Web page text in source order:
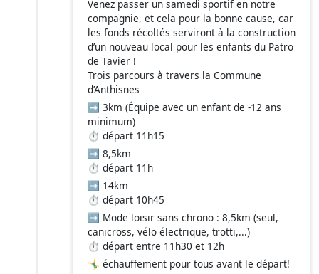
Venez passer un samedi sportif en notre
compagnie, et cela pour la bonne cause, car
les fonds récoltés serviront à la construction
d’un nouveau local pour les enfants du Patro
de Tavier !
Trois parcours à travers la Commune
d’Anthisnes
➡️ 3km (Équipe avec un enfant de -12 ans
minimum)
⏱️ départ 11h15
➡️ 8,5km
⏱️ départ 11h
➡️ 14km
⏱️ départ 10h45
➡️ Mode loisir sans chrono : 8,5km (seul,
canicross, vélo électrique, trotti,...)
⏱️ départ entre 11h30 et 12h
🤸‍♂️ échauffement pour tous avant le départ!